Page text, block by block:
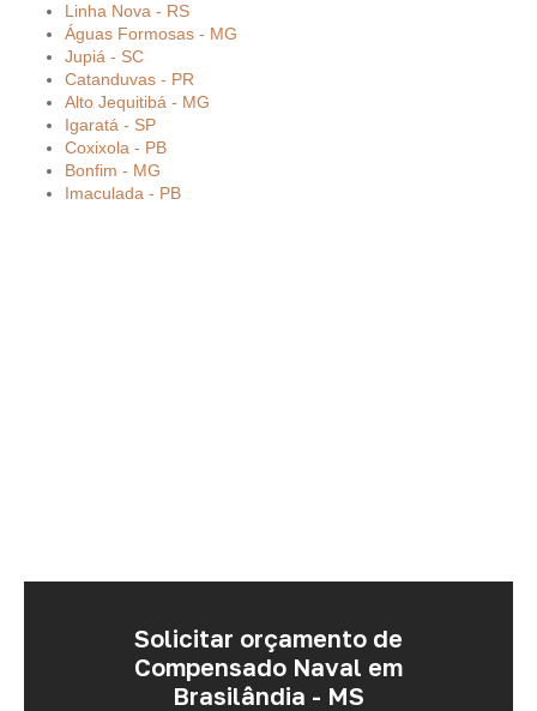
Linha Nova - RS
Águas Formosas - MG
Jupiá - SC
Catanduvas - PR
Alto Jequitibá - MG
Igaratá - SP
Coxixola - PB
Bonfim - MG
Imaculada - PB
Solicitar orçamento de
Compensado Naval em
Brasilândia - MS